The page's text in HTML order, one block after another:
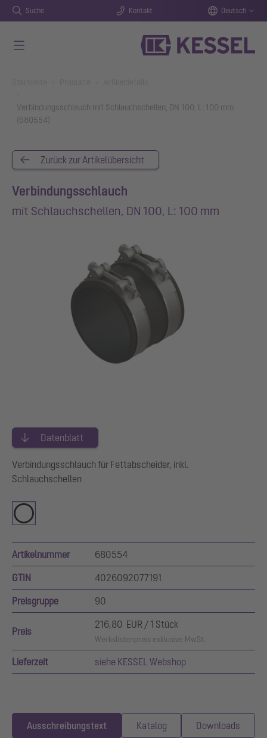
Suche Kontakt Deutsch
Verbindungsschlauch mit Schlauchschellen, DN 100, L: 100 mm
(680554)
Zurück zur Artikelübersicht
Verbindungsschlauch
mit Schlauchschellen, DN 100, L: 100 mm
Datenblatt
Verbindungsschlauch für Fettabscheider, inkl.
Schlauchschellen
Artikelnummer 680554
GTIN 4026092077191
Preisgruppe 90
Preis
216,80 EUR / 1 Stück
Werkslistenpreis exklusive MwSt.
Lieferzeit siehe KESSEL Webshop
Ausschreibungstext Katalog Downloads